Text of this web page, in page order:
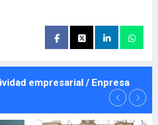
empresarial / Enpresa